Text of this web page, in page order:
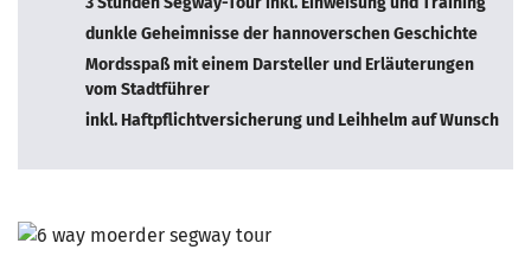
dunkle Geheimnisse der hannoverschen Geschichte
Mordsspaß mit einem Darsteller und Erläuterungen
vom Stadtführer
inkl. Haftpflichtversicherung und Leihhelm auf Wunsch